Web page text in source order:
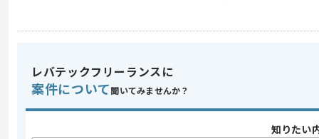
スキル
求めるスキル
・HTML、CSSでのコーディングスキル
レバテックフリーランスに
案件について 聞いてみませんか？
知りたい